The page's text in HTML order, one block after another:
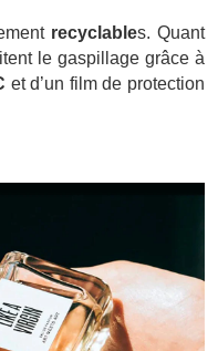
recyclables. Quant
le gaspillage grâce à
et d’un film de protection